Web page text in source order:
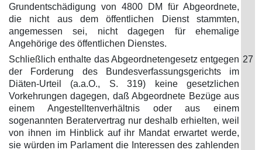
Grundentschädigung von 4800 DM für Abgeordnete,
die nicht aus dem öffentlichen Dienst stammten,
angemessen sei, nicht dagegen für ehemalige
Angehörige des öffentlichen Dienstes.
Schließlich enthalte das Abgeordnetengesetz entgegen
der Forderung des Bundesverfassungsgerichts im
Diäten-Urteil (a.a.O., S. 319) keine gesetzlichen
Vorkehrungen dagegen, daß Abgeordnete Bezüge aus
einem Angestelltenverhältnis oder aus einem
sogenannten Beratervertrag nur deshalb erhielten, weil
von ihnen im Hinblick auf ihr Mandat erwartet werde,
sie würden im Parlament die Interessen des zahlenden
27